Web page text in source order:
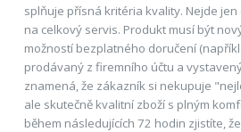
splňuje přísná kritéria kvality. Nejde
na celkový servis. Produkt musí být
možností bezplatného doručení
prodávaný z firemního účtu a
znamená, že zákazník si nekupuje
ale skutečně kvalitní zboží s plným
během následujících 72 hodin zjistíte,